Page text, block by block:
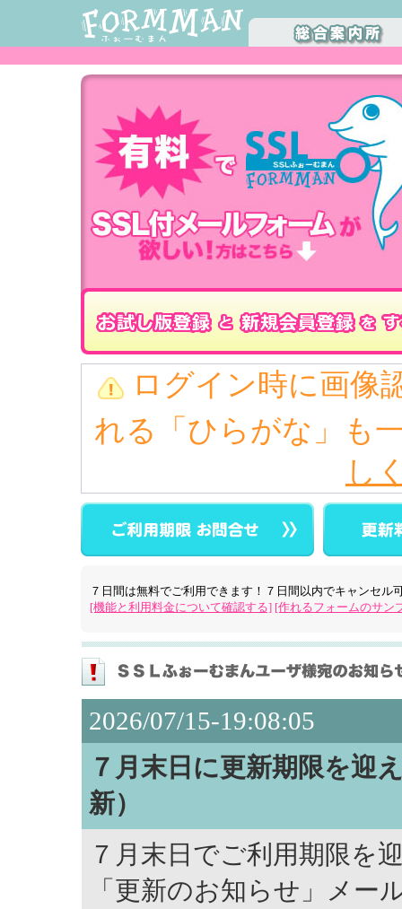
ログイン時に画像
れる「ひらがな」も
し
ご利用期限
７日間は無料でご利用できます！７日間以内でキャンセル
[機能と利用料金について確認する] [作れるフォームのサン
2026/07/15-19:08:05
７月末日に更新期限を迎
新）
７月末日でご利用期限を
「更新のお知らせ」メー